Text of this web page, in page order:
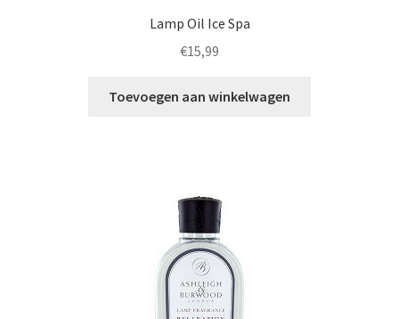
Lamp Oil Ice Spa
€15,99
Toevoegen aan winkelwagen